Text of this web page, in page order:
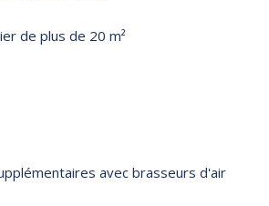
de plus de 20 m²
avec brasseurs d'air